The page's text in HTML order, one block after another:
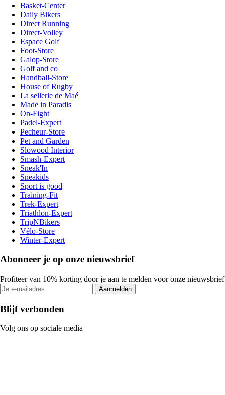
Basket-Center
Daily Bikers
Direct Running
Direct-Volley
Espace Golf
Foot-Store
Galop-Store
Golf and co
Handball-Store
House of Rugby
La sellerie de Maé
Made in Paradis
On-Fight
Padel-Expert
Pecheur-Store
Pet and Garden
Slowood Interior
Smash-Expert
Sneak'In
Sneakids
Sport is good
Training-Fit
Trek-Expert
Triathlon-Expert
TripNBikers
Vélo-Store
Winter-Expert
Abonneer je op onze nieuwsbrief
Profiteer van 10% korting door je aan te melden voor onze nieuwsbrief
Aanmelden
Blijf verbonden
Volg ons op sociale media